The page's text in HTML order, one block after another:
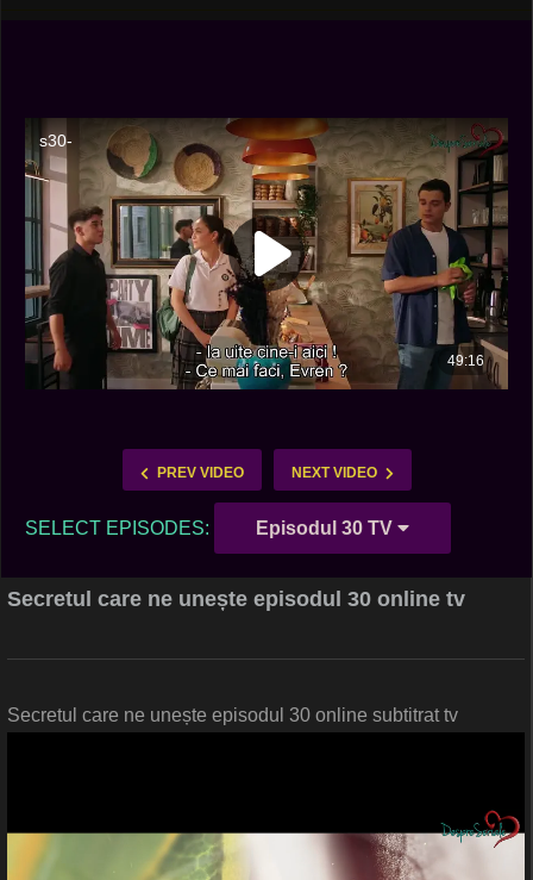
PREV VIDEO NEXT VIDEO
SELECT EPISODES: Episodul 30 TV
Secretul care ne unește episodul 30 online tv
Secretul care ne unește episodul 30 online subtitrat tv